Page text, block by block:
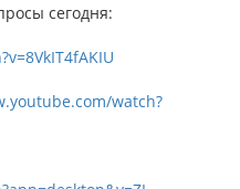
сегодня:
watch?